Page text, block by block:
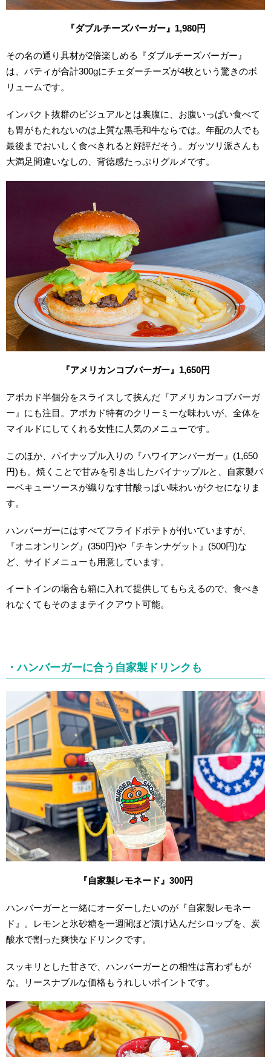
『ダブルチーズバーガー』1,980円
その名の通り具材が2倍楽しめる『ダブルチーズバーガー』
は、パティが合計300gにチェダーチーズが4枚という驚きのボ
リュームです。
インパクト抜群のビジュアルとは裏腹に、お腹いっぱい食べて
も胃がもたれないのは上質な黒毛和牛ならでは。年配の人でも
最後までおいしく食べきれると好評だそう。ガッツリ派さんも
大満足間違いなしの、背徳感たっぷりグルメです。
『アメリカンコブバーガー』1,650円
アボカド半個分をスライスして挟んだ『アメリカンコブバーガ
ー』にも注目。アボカド特有のクリーミーな味わいが、全体を
マイルドにしてくれる女性に人気のメニューです。
このほか、パイナップル入りの『ハワイアンバーガー』(1,650
円)も。焼くことで甘みを引き出したパイナップルと、自家製バ
ーベキューソースが織りなす甘酸っぱい味わいがクセになりま
す。
ハンバーガーにはすべてフライドポテトが付いていますが、
『オニオンリング』(350円)や『チキンナゲット』(500円)な
ど、サイドメニューも用意しています。
イートインの場合も箱に入れて提供してもらえるので、食べき
れなくてもそのままテイクアウト可能。
・ハンバーガーに合う自家製ドリンクも
『自家製レモネード』300円
ハンバーガーと一緒にオーダーしたいのが『自家製レモネー
ド』。レモンと氷砂糖を一週間ほど漬け込んだシロップを、炭
酸水で割った爽快なドリンクです。
スッキリとした甘さで、ハンバーガーとの相性は言わずもが
な。リースナブルな価格もうれしいポイントです。